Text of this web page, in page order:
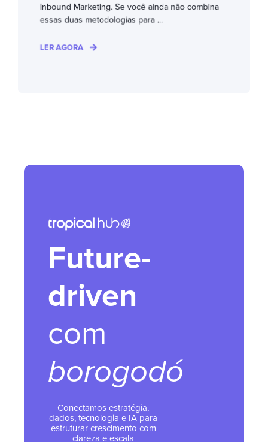
Inbound Marketing. Se você ainda não combina
essas duas metodologias para ...
LER AGORA
Future-
driven
com
borogodó
Conectamos estratégia,
dados, tecnologia e IA para
estruturar crescimento com
clareza e escala